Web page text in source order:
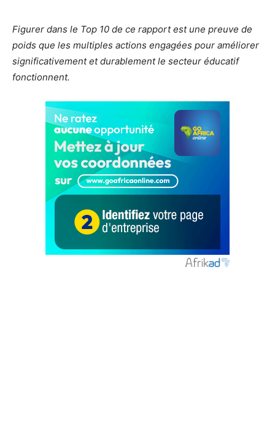
Figurer dans le Top 10 de ce rapport est une preuve de
poids que les multiples actions engagées pour améliorer
significativement et durablement le secteur éducatif
fonctionnent.